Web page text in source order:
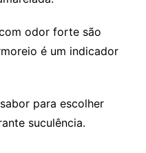
odor forte são
é um indicador
para escolher
suculência.